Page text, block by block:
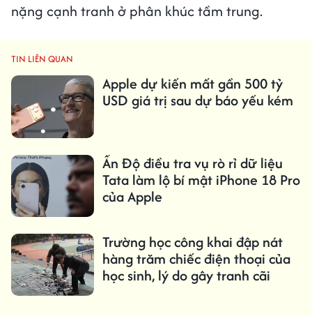
nặng cạnh tranh ở phân khúc tầm trung.
TIN LIÊN QUAN
Apple dự kiến ​​mất gần 500 tỷ
USD giá trị sau dự báo yếu kém
Ấn Độ điều tra vụ rò rỉ dữ liệu
Tata làm lộ bí mật iPhone 18 Pro
của Apple
Trường học công khai đập nát
hàng trăm chiếc điện thoại của
học sinh, lý do gây tranh cãi